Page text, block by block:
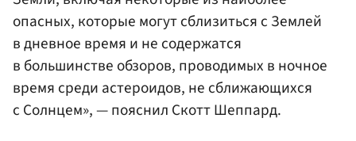
опасных, которые могут сблизиться с Землей
в дневное время и не содержатся
в большинстве обзоров, проводимых в ночное
время среди астероидов, не сближающихся
с Солнцем», — пояснил Скотт Шеппард.